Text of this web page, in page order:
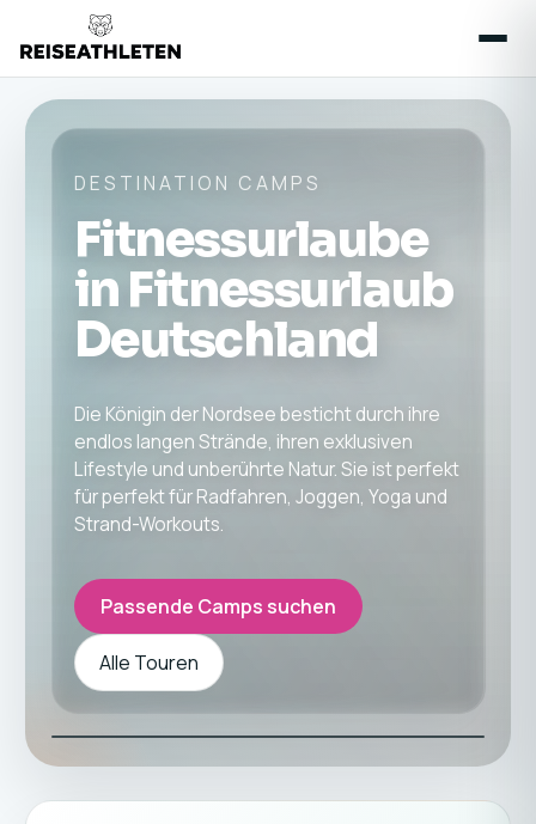
DESTINATION CAMPS
Fitnessurlaube
in Fitnessurlaub
Deutschland
Die Königin der Nordsee besticht durch ihre
endlos langen Strände, ihren exklusiven
Lifestyle und unberührte Natur. Sie ist perfekt
für perfekt für Radfahren, Joggen, Yoga und
Strand-Workouts.
Passende Camps suchen
Alle Touren